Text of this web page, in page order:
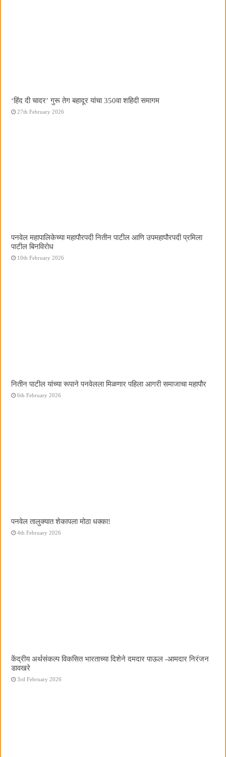
‘हिंद दी चादर’ गुरू तेग बहादूर यांचा 350वा शहिदी समागम
27th February 2026
पनवेल महापालिकेच्या महापौरपदी नितीन पाटील आणि उपमहापौरपदी प्रमिला
पाटील बिनविरोध
10th February 2026
नितीन पाटील यांच्या रूपाने पनवेलला मिळणार पहिला आगरी समाजाचा महापौर
6th February 2026
पनवेल तालुक्यात शेकापला मोठा धक्का!
4th February 2026
केंद्रीय अर्थसंकल्प विकसित भारताच्या दिशेने दमदार पाऊल -आमदार निरंजन
डावखरे
3rd February 2026